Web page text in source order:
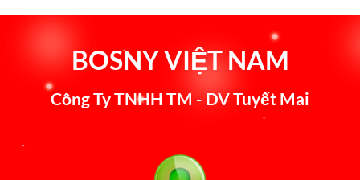
BOSNY VIỆT NAM
Công Ty TNHH TM - DV Tuyết Mai